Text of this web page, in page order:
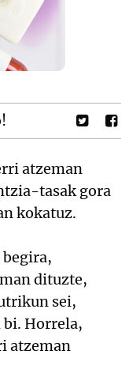
atzeman
tasak gora
kokatuz.
dituzte,
sei,
bi. Horrela,
atzeman